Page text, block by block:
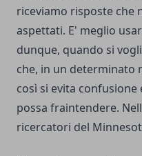
riceviamo risposte che
aspettati. E' meglio
dunque, quando si
che, in un determinato
così si evita
possa fraintendere.
ricercatori del